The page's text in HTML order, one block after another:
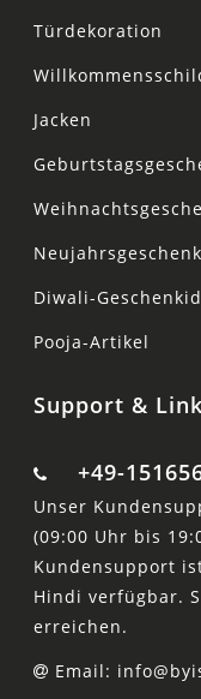
Türdekoration
Jacken
Diwali-
Pooja-Artikel
Support &
+49-
Unser
(09:00 Uhr bis
Kundensupport
Hindi verfügbar.
erreichen.
Email: